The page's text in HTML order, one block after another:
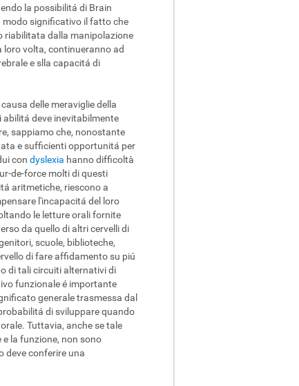
la possibilitá di Brain
modo significativo il fatto che
riabilitata dalla manipolazione
loro volta, continueranno ad
e slla capacitá di
delle meraviglie della
deve inevitabilmente
sappiamo che, nonostante
e sufficienti opportunitá per
con dyslexia hanno difficoltà
de-force molti di questi
aritmetiche, riescono a
l'incapacitá del loro
le letture orali fornite
da quello di altri cervelli di
scuole, biblioteche,
di fare affidamento su piú
di tali circuiti alternativi di
funzionale é importante
generale trasmessa dal
di sviluppare quando
Tuttavia, anche se tale
la funzione, non sono
deve conferire una